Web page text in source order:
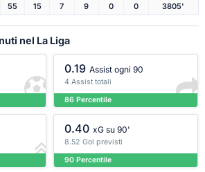
55 15 7 9 0 0 3805'
nel La Liga
0.19 Assist ogni 90
4 Assist totali
86 Percentile
0.40 xG su 90'
8.52 Gol previsti
90 Percentile